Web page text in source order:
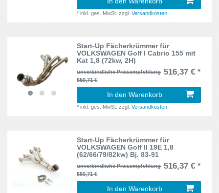
Scirocco I
Sport
1
TT 1
Vectra A 2
*inkl. ges. MwSt. zzgl.Versandkosten
Start-Up Fächerkrümmer für
VOLKSWAGEN Golf I Cabrio 155 mit
Kat 1,8 (72kw, 2H)
unverbindliche Preisempfehlung
550,71 €
516,37 € *
In den Warenkorb
*inkl. ges. MwSt. zzgl.Versandkosten
Start-Up Fächerkrümmer für
VOLKSWAGEN Golf II 19E 1,8
(62/66/79/82kw) Bj. 83-91
unverbindliche Preisempfehlung
550,71 €
516,37 € *
In den Warenkorb